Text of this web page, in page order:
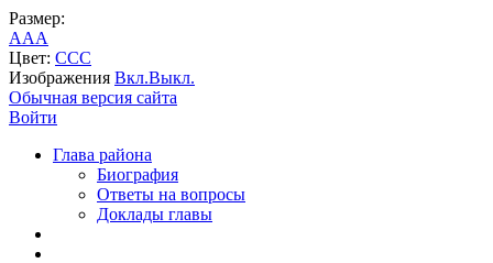
Размер:
AAA
Цвет: CCC
Изображения Вкл.Выкл.
Обычная версия сайта
Войти
Глава района
Биография
Ответы на вопросы
Доклады главы